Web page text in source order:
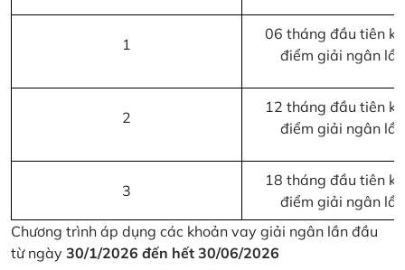
1
06 tháng đầu tiên
điểm giải ngân
2
12 tháng đầu tiên
điểm giải ngân
3
18 tháng đầu tiên
điểm giải ngân
Chương trình áp dụng các khoản vay giải ngân lần đầu
từ ngày 30/1/2026 đến hết 30/06/2026